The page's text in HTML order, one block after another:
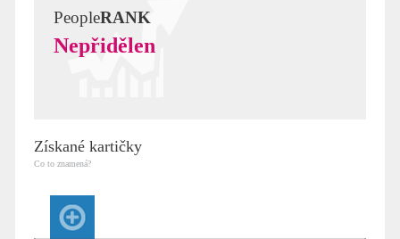
PeopleRANK
Nepřidělen
Získané kartičky
Co to znamená?